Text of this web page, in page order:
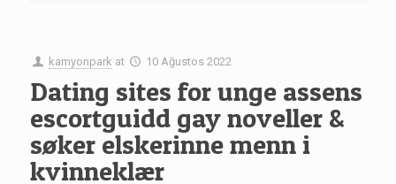
kamyonpark at 10 Ağustos 2022
Dating sites for unge assens
escortguidd gay noveller &
søker elskerinne menn i
kvinneklær